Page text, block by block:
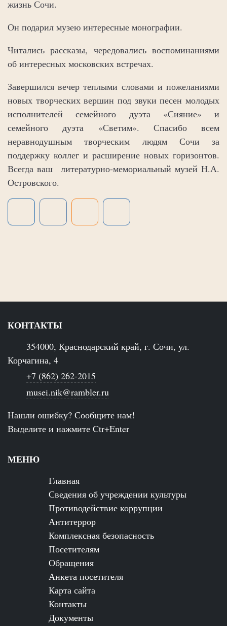
жизнь Сочи.
Он подарил музею интересные монографии.
Читались рассказы, чередовались воспоминаниями
об интересных московских встречах.
Завершился вечер теплыми словами и пожеланиями
новых творческих вершин под звуки песен молодых
исполнителей семейного дуэта «Сияние» и
семейного дуэта «Светим». Спасибо всем
неравнодушным творческим людям Сочи за
поддержку коллег и расширение новых горизонтов.
Всегда ваш литературно-мемориальный музей Н.А.
Островского.
КОНТАКТЫ
354000, Краснодарский край, г. Сочи, ул.
Корчагина, 4
+7 (862) 262-2015
musei.nik@rambler.ru
Нашли ошибку? Сообщите нам!
Выделите и нажмите Ctr+Enter
МЕНЮ
Главная
Сведения об учреждении культуры
Противодействие коррупции
Антитеррор
Комплексная безопасность
Посетителям
Обращения
Анкета посетителя
Карта сайта
Контакты
Документы